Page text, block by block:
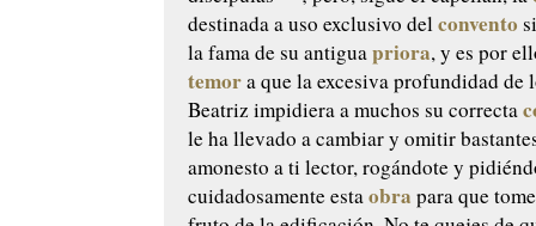
destinada a uso exclusivo delconvento
la fama de su antiguapriora, y es por
temora que la excesiva profundidad de
Beatriz impidiera a muchos su correcta
le ha llevado a cambiar y omitir
amonesto a ti lector, rogándote y
cuidadosamente estaobra para que